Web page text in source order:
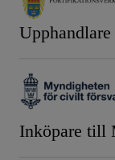
Inköpare till